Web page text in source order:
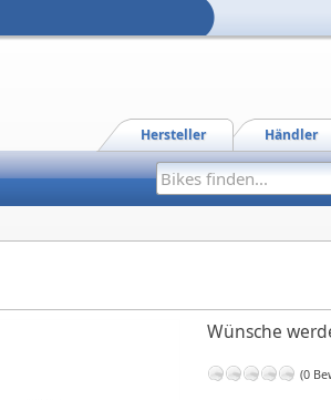
Händler
Hersteller
Wünsche
(0